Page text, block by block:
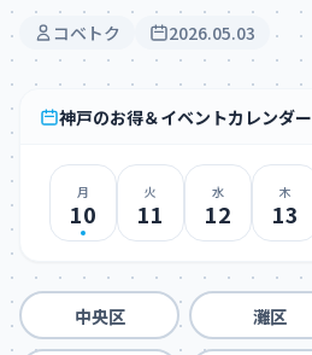
コベトク 2026.05.03
神戸のお得＆イベントカレンダー
月
10
火
11
水
12
木
13
中央区 灘区
ログイン
新規登録